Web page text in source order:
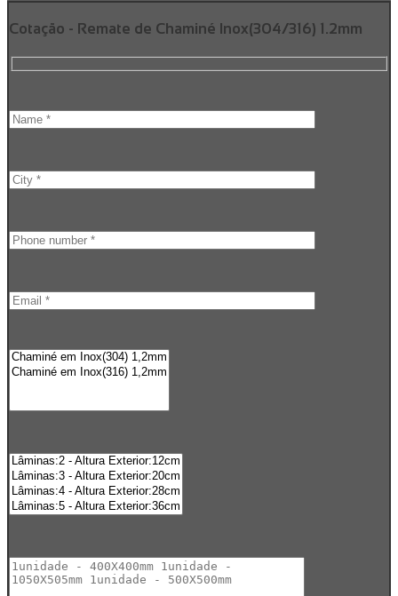
Cotação - Remate de Chaminé Inox(304/316) 1.2mm